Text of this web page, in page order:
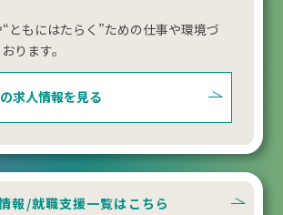
ともにはたらく”ための仕事や環境づ
ります。
求人情報を見る
報/就職支援一覧はこちら